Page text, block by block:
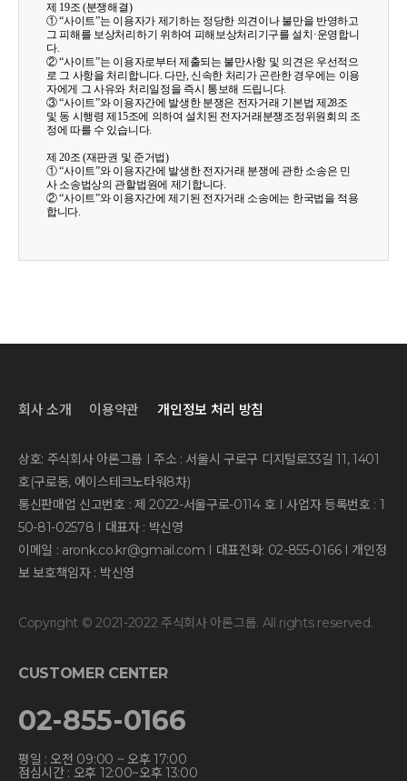
제 19조 (분쟁해결)
① “사이트”는 이용자가 제기하는 정당한 의견이나 불만을 반영하고
그 피해를 보상처리하기 위하여 피해보상처리기구를 설치·운영합니
다.
② “사이트”는 이용자로부터 제출되는 불만사항 및 의견은 우선적으
로 그 사항을 처리합니다. 다만, 신속한 처리가 곤란한 경우에는 이용
자에게 그 사유와 처리일정을 즉시 통보해 드립니다.
③ “사이트”와 이용자간에 발생한 분쟁은 전자거래 기본법 제28조
및 동 시행령 제15조에 의하여 설치된 전자거래분쟁조정위원회의 조
정에 따를 수 있습니다.
제 20조 (재판권 및 준거법)
① “사이트”와 이용자간에 발생한 전자거래 분쟁에 관한 소송은 민
사 소송법상의 관할법원에 제기합니다.
② “사이트”와 이용자간에 제기된 전자거래 소송에는 한국법을 적용
합니다.
회사 소개 이용약관 개인정보 처리 방침
상호: 주식회사 아론그룹 I 주소 : 서울시 구로구 디지털로33길 11, 1401
호(구로동, 에이스테크노타워8차)
통신판매업 신고번호 : 제 2022-서울구로-0114 호 I 사업자 등록번호 : 1
50-81-02578 I 대표자 : 박신영
이메일 : aronk.co.kr@gmail.com I 대표전화: 02-855-0166 I 개인정
보 보호책임자 : 박신영
Copyright © 2021-2022 주식회사 아론그룹. All rights reserved.
CUSTOMER CENTER
02-855-0166
평일 : 오전 09:00 ~ 오후 17:00
점심시간 : 오후 12:00~오후 13:00